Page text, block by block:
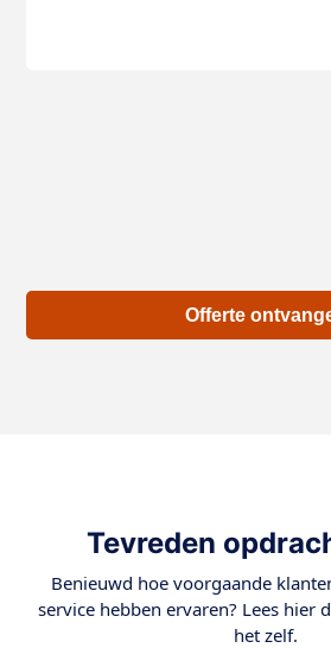
Offerte
Tevreden
Benieuwd hoe voorgaande
service hebben ervaren? Lees hier
het zelf.